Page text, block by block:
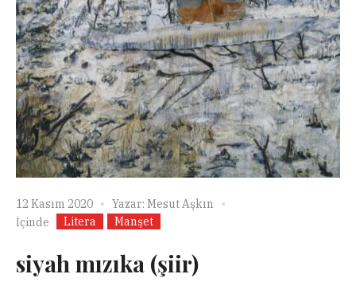
12 Kasım 2020 Yazar: Mesut Aşkın
İçinde
Litera Manşet
siyah mızıka (şiir)